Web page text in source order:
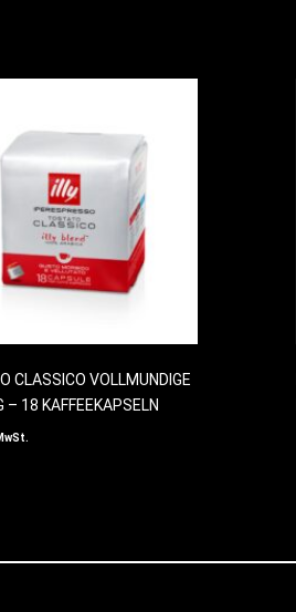
CLASSICO VOLLMUNDIGE
– 18 KAFFEEKAPSELN